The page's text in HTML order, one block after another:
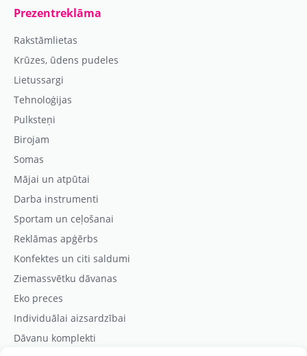
Prezentreklāma
Rakstāmlietas
Krūzes, ūdens pudeles
Lietussargi
Tehnoloģijas
Pulksteņi
Birojam
Somas
Mājai un atpūtai
Darba instrumenti
Sportam un ceļošanai
Reklāmas apģērbs
Konfektes un citi saldumi
Ziemassvētku dāvanas
Eko preces
Individuālai aizsardzībai
Dāvanu komplekti